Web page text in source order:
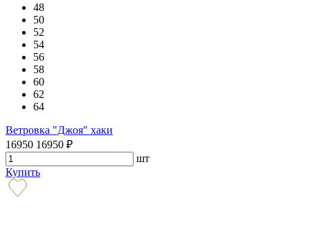
48
50
52
54
56
58
60
62
64
Ветровка "Джоя" хаки
16950 16950 ₽
шт
Купить